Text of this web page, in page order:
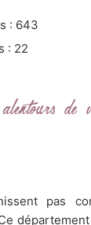
: 643
: 22
de
pas